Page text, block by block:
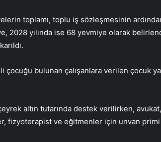
toplamı, toplu iş sözleşmesinin
2028 yılında ise 68 yevmiye olarak
çocuğu bulunan çalışanlara verilen çocuk
altın tutarında destek verilirken,
fizyoterapist ve eğitmenler için unvan